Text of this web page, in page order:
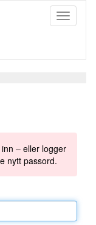
Toggle
– eller logger
nytt passord.